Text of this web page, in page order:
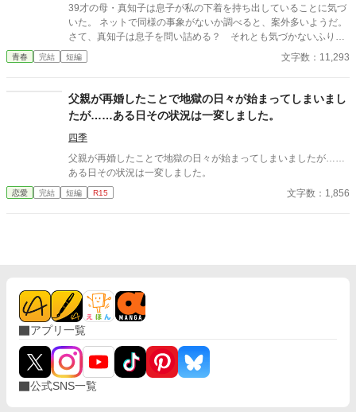
39才の母・真知子は息子が私の下着を持ち出していることに気づ
いた。 ネットで同様の事象がないか調べると、案外多いようだ。
さて、真知子は息子を問い詰める？ それとも気づかないふりを
青春 完結 短編 文字数：11,293
父親が再婚したことで地獄の日々が始まってしまいまし
たが……ある日その状況は一変しました。
四季
父親が再婚したことで地獄の日々が始まってしまいましたが……
ある日その状況は一変しました。
恋愛 完結 短編 R15 文字数：1,856
アプリ一覧
公式SNS一覧